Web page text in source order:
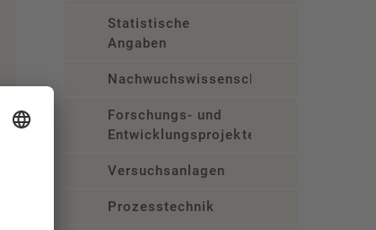
Statistische
Angaben
Nachwuchswissenschaftler
Forschungs- und
Entwicklungsprojekte
Versuchsanlagen
Prozesstechnik